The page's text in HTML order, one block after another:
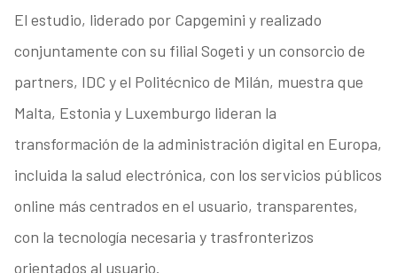
El estudio, liderado por Capgemini y realizado
conjuntamente con su filial Sogeti y un consorcio de
partners, IDC y el Politécnico de Milán, muestra que
Malta, Estonia y Luxemburgo lideran la
transformación de la administración digital en Europa,
incluida la salud electrónica, con los servicios públicos
online más centrados en el usuario, transparentes,
con la tecnología necesaria y trasfronterizos
orientados al usuario.